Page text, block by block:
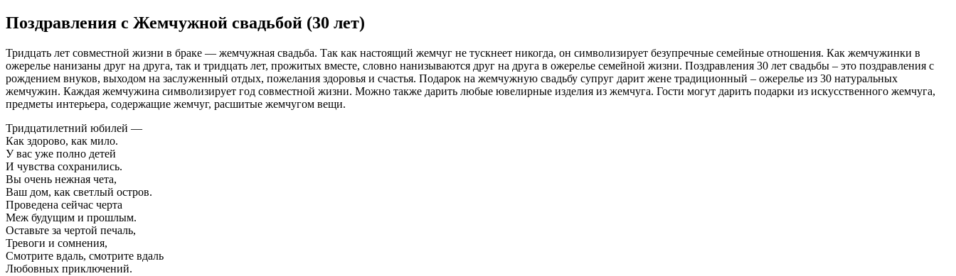
Поздравления с Жемчужной свадьбой (30 лет)
Тридцать лет совместной жизни в браке — жемчужная свадьба. Так как настоящий жемчуг не тускнеет никогда, он символизирует безупречные семейные отношения. Как жемчужинки в
ожерелье нанизаны друг на друга, так и тридцать лет, прожитых вместе, словно нанизываются друг на друга в ожерелье семейной жизни. Поздравления 30 лет свадьбы – это поздравления с
рождением внуков, выходом на заслуженный отдых, пожелания здоровья и счастья. Подарок на жемчужную свадьбу супруг дарит жене традиционный – ожерелье из 30 натуральных
жемчужин. Каждая жемчужина символизирует год совместной жизни. Можно также дарить любые ювелирные изделия из жемчуга. Гости могут дарить подарки из искусственного жемчуга,
предметы интерьера, содержащие жемчуг, расшитые жемчугом вещи.
Тридцатилетний юбилей —
Как здорово, как мило.
У вас уже полно детей
И чувства сохранились.
Вы очень нежная чета,
Ваш дом, как светлый остров.
Проведена сейчас черта
Меж будущим и прошлым.
Оставьте за чертой печаль,
Тревоги и сомнения,
Смотрите вдаль, смотрите вдаль
Любовных приключений.